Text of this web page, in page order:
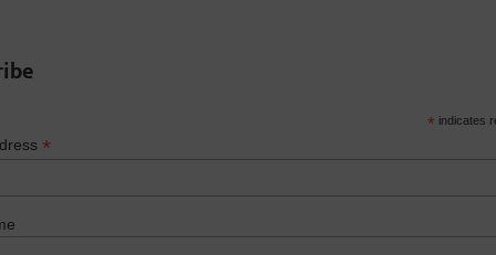
* indicates
*